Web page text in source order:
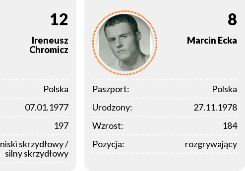
12
Ireneusz
Chromicz
Polska
07.01.1977
197
niski skrzydłowy /
silny skrzydłowy
8
Marcin Ecka
Paszport:
Polska
Urodzony:
27.11.1978
Wzrost:
184
Pozycja:
rozgrywający